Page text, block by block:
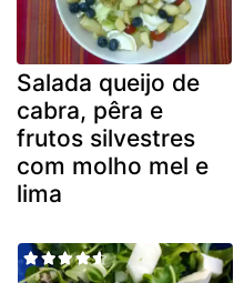
Salada queijo de
cabra, pêra e
frutos silvestres
com molho mel e
lima